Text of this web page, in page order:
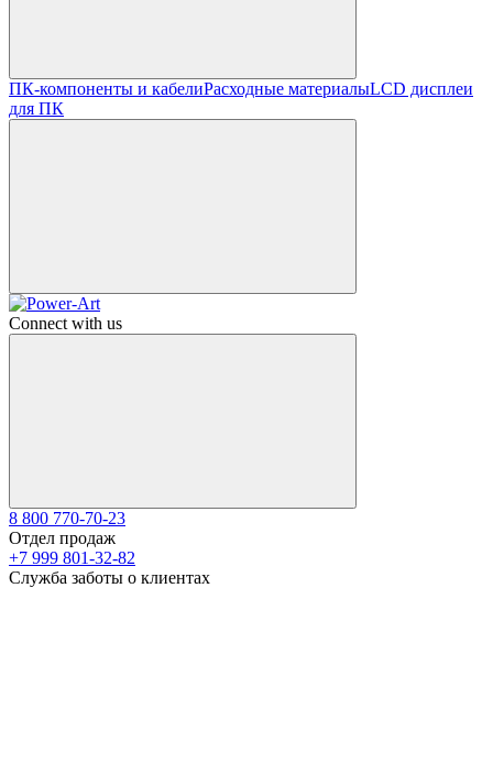
ПК-компоненты и кабелиРасходные материалыLCD дисплеи
для ПК
Connect with us
8 800 770-70-23
Отдел продаж
+7 999 801-32-82
Служба заботы о клиентах